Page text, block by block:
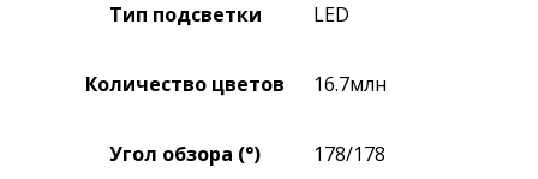
Тип подсветки LED
Количество цветов 16.7млн
Угол обзора (°) 178/178